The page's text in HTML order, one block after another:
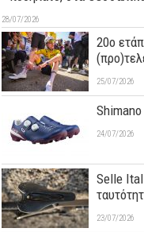
28/07/2026
20ο
25/07/2026
Shimano
24/07/2026
Selle
23/07/2026